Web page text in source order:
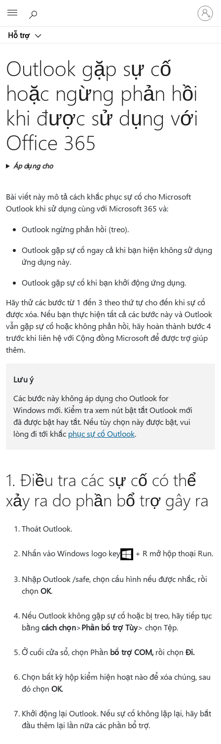
Hỗ trợ
Đăng
nhập
tài
Outlook gặp sự cố
hoặc ngừng phản hồi
khi được sử dụng với
Office 365
Áp dụng cho
Bài viết này mô tả cách khắc phục sự cố cho Microsoft
Outlook khi sử dụng cùng với Microsoft 365 và:
Outlook ngừng phản hồi (treo).
Outlook gặp sự cố ngay cả khi bạn hiện không sử dụng
ứng dụng này.
Outlook gặp sự cố khi bạn khởi động ứng dụng.
Hãy thử các bước từ 1 đến 3 theo thứ tự cho đến khi sự cố
được xóa. Nếu bạn thực hiện tất cả các bước này và Outlook
vẫn gặp sự cố hoặc không phản hồi, hãy hoàn thành bước 4
trước khi liên hệ với Cộng đồng Microsoft để được trợ giúp
thêm.
Lưu ý
Các bước này không áp dụng cho Outlook for
Windows mới. Kiểm tra xem nút bật tắt Outlook mới
đã được bật hay tắt. Nếu tùy chọn này được bật, vui
lòng đi tới khắc phục sự cố Outlook.
1. Điều tra các sự cố có thể
xảy ra do phần bổ trợ gây ra
Thoát Outlook.
Nhấn vào Windows logo key + R mở hộp thoại Run.
Nhập Outlook /safe, chọn cấu hình nếu được nhắc, rồi
chọn OK.
Nếu Outlook không gặp sự cố hoặc bị treo, hãy tiếp tục
bằngcách chọn>Phần bổ trợ Tùy> chọn Tệp.
Ở cuối cửa sổ, chọn Phần bổ trợ COM, rồi chọn Đi.
Chọn bất kỳ hộp kiểm hiện hoạt nào để xóa chúng, sau
đó chọn OK.
Khởi động lại Outlook. Nếu sự cố không lặp lại, hãy bắt
đầu thêm lại lần nữa các phần bổ trợ.